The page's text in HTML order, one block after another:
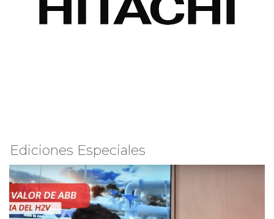
Ediciones Especiales